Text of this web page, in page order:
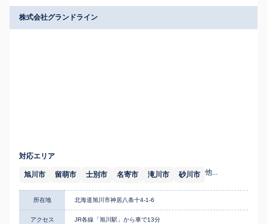
株式会社グランドライン
対応エリア
旭川市 留萌市 士別市 名寄市 滝川市 砂川市 他...
所在地 北海道旭川市神居八条十4-1-6
アクセス JR各線「旭川駅」から車で13分